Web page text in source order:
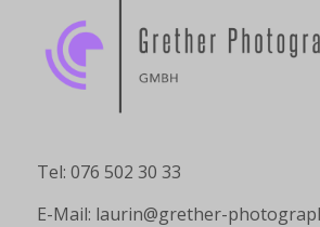
Tel: 076 502 30 33
E-Mail: laurin@grether-